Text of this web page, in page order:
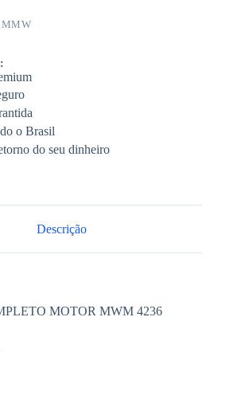
MMW
o Brasil
do seu dinheiro
Descrição
MOTOR MWM 4236